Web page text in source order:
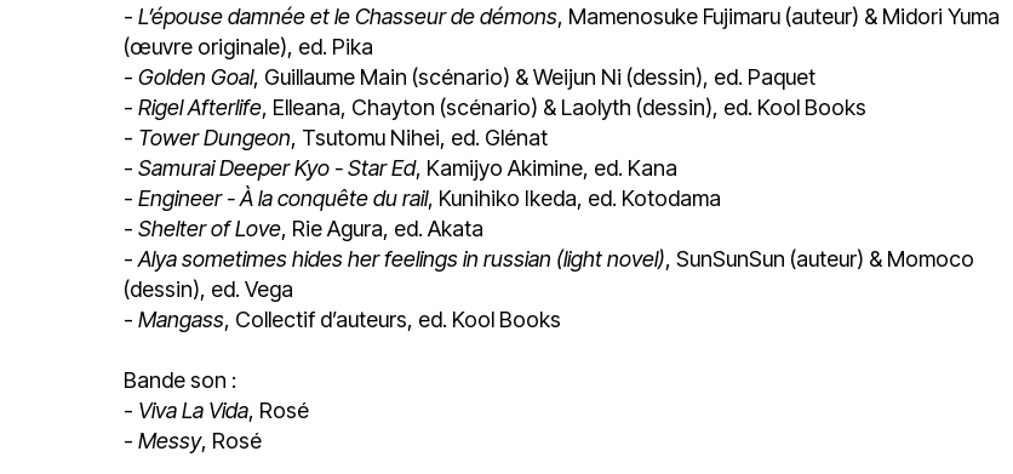
- L’épouse damnée et le Chasseur de démons, Mamenosuke Fujimaru (auteur) & Midori Yuma
(œuvre originale), ed. Pika
- Golden Goal, Guillaume Main (scénario) & Weijun Ni (dessin), ed. Paquet
- Rigel Afterlife, Elleana, Chayton (scénario) & Laolyth (dessin), ed. Kool Books
- Tower Dungeon, Tsutomu Nihei, ed. Glénat
- Samurai Deeper Kyo - Star Ed, Kamijyo Akimine, ed. Kana
- Engineer - À la conquête du rail, Kunihiko Ikeda, ed. Kotodama
- Shelter of Love, Rie Agura, ed. Akata
- Alya sometimes hides her feelings in russian (light novel), SunSunSun (auteur) & Momoco
(dessin), ed. Vega
- Mangass, Collectif d’auteurs, ed. Kool Books
Bande son :
- Viva La Vida, Rosé
- Messy, Rosé